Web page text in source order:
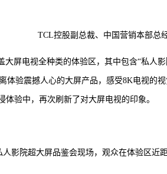
TCL控股副总裁、中国营销本部总
屏电视全种类的体验区，其中包含“私人影
体验震撼人心的大屏产品，感受8K电视的
验中，再次刷新了对大屏电视的印象。
人影院超大屏品鉴会现场，观众在体验区近